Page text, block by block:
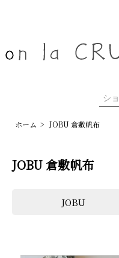
ホーム > JOBU 倉敷帆布
JOBU 倉敷帆布
JOBU